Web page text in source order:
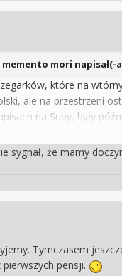
memento mori napisał(-
które na
ale na przestrzeni
na Suby, były
nie zapiszesz się
lepszy klient niż
Wolny
sygnał, że mamy
Tymczasem
pensji.